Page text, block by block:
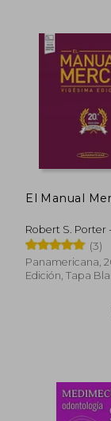
El Manual
Robert S. Porter -
Kaplan - Richard
Madhavi T.
(3)
Panamericana,
Edición, Tapa